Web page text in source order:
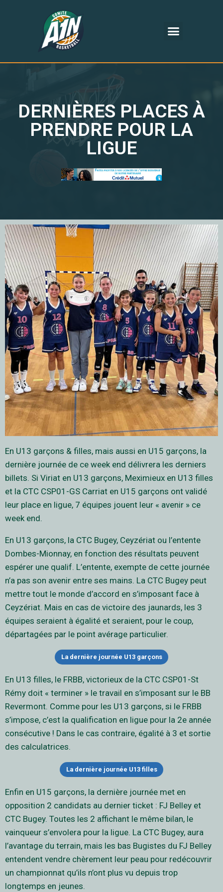
DERNIÈRES PLACES À
PRENDRE POUR LA
LIGUE
En U13 garçons & filles, mais aussi en U15 garçons, la
dernière journée de ce week end délivrera les derniers
billets. Si Viriat en U13 garçons, Meximieux en U13 filles
et la CTC CSP01-GS Carriat en U15 garçons ont validé
leur place en ligue, 7 équipes jouent leur « avenir » ce
week end.
En U13 garçons, la CTC Bugey, Ceyzériat ou l’entente
Dombes-Mionnay, en fonction des résultats peuvent
espérer une qualif. L’entente, exempte de cette journée
n’a pas son avenir entre ses mains. La CTC Bugey peut
mettre tout le monde d’accord en s’imposant face à
Ceyzériat. Mais en cas de victoire des jaunards, les 3
équipes seraient à égalité et seraient, pour le coup,
départagées par le point avérage particulier.
La dernière journée U13 garçons
En U13 filles, le FRBB, victorieux de la CTC CSP01-St
Rémy doit « terminer » le travail en s’imposant sur le BB
Revermont. Comme pour les U13 garçons, si le FRBB
s’impose, c’est la qualification en ligue pour la 2e année
consécutive ! Dans le cas contraire, égalité à 3 et sortie
des calculatrices.
La dernière journée U13 filles
Enfin en U15 garçons, la dernière journée met en
opposition 2 candidats au dernier ticket : FJ Belley et
CTC Bugey. Toutes les 2 affichant le même bilan, le
vainqueur s’envolera pour la ligue. La CTC Bugey, aura
l’avantage du terrain, mais les bas Bugistes du FJ Belley
entendent vendre chèrement leur peau pour redécouvrir
un championnat qu’ils n’ont plus vu depuis trop
longtemps en jeunes.